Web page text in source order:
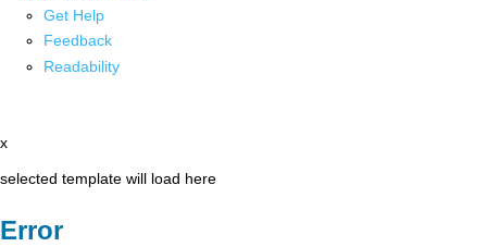
Get Help
Feedback
Readability
x
selected template will load here
Error